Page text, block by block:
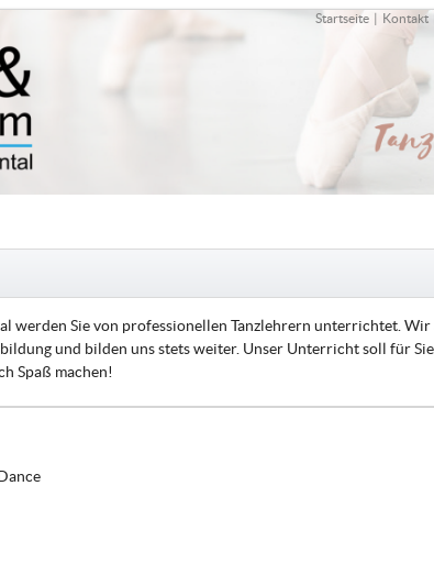
Startseite | Kontakt
werden Sie von professionellen Tanzlehrern unterrichtet.
und bilden uns stets weiter. Unser Unterricht soll für
Spaß machen!